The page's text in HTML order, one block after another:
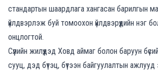
стандартын шаардлага хангасан барилгын
үйлдвэрлэж буй томоохон үйлдвэрүүдийн нэг
онцлогтой.
Сүүлийн жилүүдэд Ховд аймаг болон баруун
сууц, дэд бүтэц, бүтээн байгуулалтын